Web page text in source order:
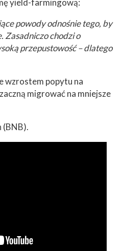
powody odnośnie tego, by
Zasadniczo chodzi o
przepustowość – dlatego
wzrostem popytu na
migrować na mniejsze
(BNB).